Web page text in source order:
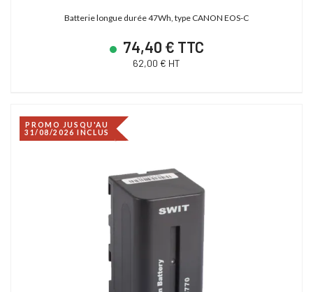
Batterie longue durée 47Wh, type CANON EOS-C
74,40 € TTC
62,00 € HT
PROMO JUSQU'AU
31/08/2026 INCLUS